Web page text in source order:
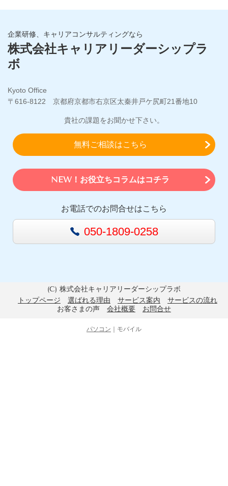
企業研修、キャリアコンサルティングなら
株式会社キャリアリーダーシップラ
ボ
Kyoto Office
〒616-8122 京都府京都市右京区太秦井戸ケ尻町21番地10
貴社の課題をお聞かせ下さい。
無料ご相談はこちら
NEW！お役立ちコラムはコチラ
お電話でのお問合せはこちら
050-1809-0258
(C) 株式会社キャリアリーダーシップラボ
トップページ
選ばれる理由 サービス案内
サービスの流れ
お客さまの声
会社概要 お問合せ
パソコン ｜モバイル